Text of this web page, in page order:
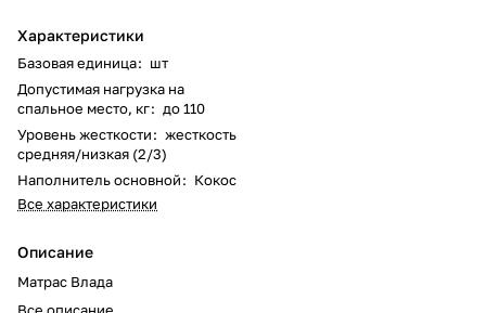
Характеристики
Базовая единица: шт
Допустимая нагрузка на
спальное место, кг: до 110
Уровень жесткости: жесткость
средняя/низкая (2/3)
Наполнитель основной: Кокос
Все характеристики
Описание
Матрас Влада